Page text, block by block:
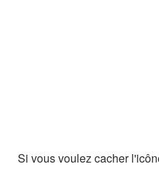
Si vous voulez cacher